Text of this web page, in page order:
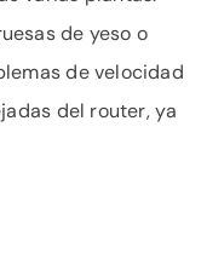
de yeso o
de velocidad
del router, ya